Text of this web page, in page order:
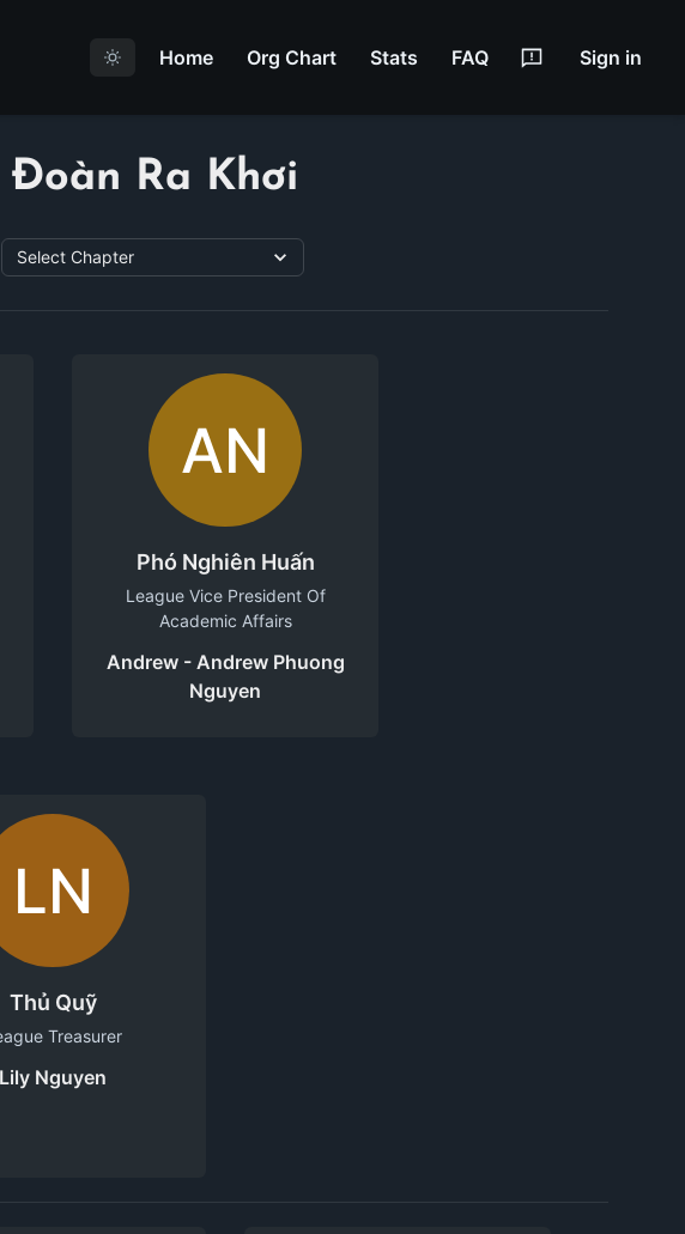
Home Org Chart Stats FAQ Sign in
Ra Khơi
AN
Phó Nghiên Huấn
League Vice President Of
Academic Affairs
Andrew - Andrew Phuong
Nguyen
LN
Thủ Quỹ
Treasurer
Lily Nguyen